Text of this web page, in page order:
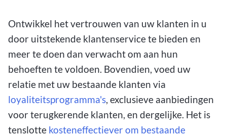
Ontwikkel het vertrouwen van uw klanten in u
door uitstekende klantenservice te bieden en
meer te doen dan verwacht om aan hun
behoeften te voldoen. Bovendien, voed uw
relatie met uw bestaande klanten via
loyaliteitsprogramma's, exclusieve aanbiedingen
voor terugkerende klanten, en dergelijke. Het is
tenslotte kosteneffectiever om bestaande